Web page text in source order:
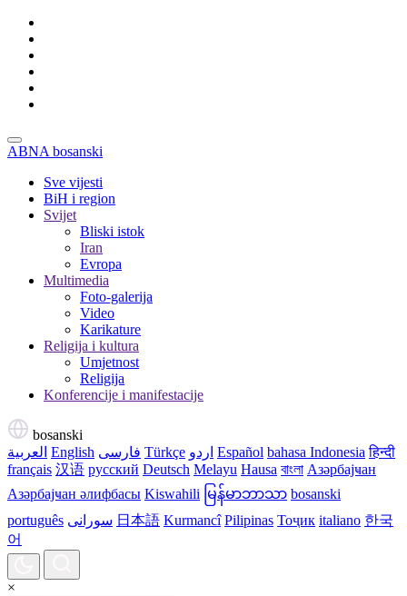
ABNA bosanski
Sve vijesti
BiH i region
Svijet
Bliski istok
Iran
Evropa
Multimedia
Foto-galerija
Video
Karikature
Religija i kultura
Umjetnost
Religija
Konferencije i manifestacije
bosanski
العربية English فارسی Türkçe اردو Español bahasa Indonesia हिन्दी
français 汉语 русский Deutsch Melayu Hausa বাংলা Азәрбајҹан
Азәрбајҹан әлифбасы Kiswahili မြန်မာဘာသာ bosanski
português سورانی 日本語 Kurmancî Pilipinas Тоҷик italiano 한국
어
×